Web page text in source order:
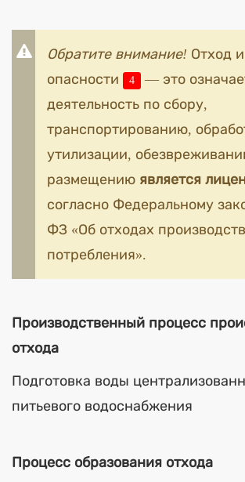
Обратите внимание! Отход
опасности
4
— это
деятельность по сбору,
транспортированию,
утилизации,
размещению является
согласно Федеральному
ФЗ «Об отходах
потребления».
Производственный процесс
отхода
Подготовка воды
питьевого водоснабжения
Процесс образования отхода